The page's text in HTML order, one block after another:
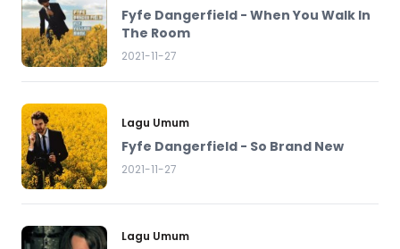
Fyfe Dangerfield - When You Walk In
The Room
2021-11-27
Lagu Umum
Fyfe Dangerfield - So Brand New
2021-11-27
Lagu Umum